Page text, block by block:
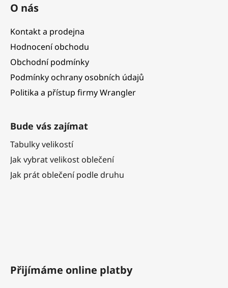
O nás
Kontakt a prodejna
Hodnocení obchodu
Obchodní podmínky
Podmínky ochrany osobních údajů
Politika a přístup firmy Wrangler
Bude vás zajímat
Tabulky velikostí
Jak vybrat velikost oblečení
Jak prát oblečení podle druhu
Přijímáme online platby